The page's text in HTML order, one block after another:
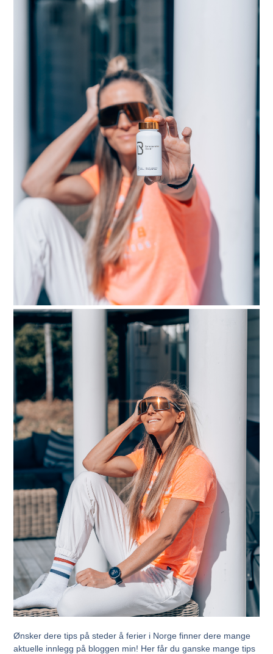
Ønsker dere tips på steder å ferier i Norge finner dere mange
aktuelle innlegg på bloggen min! Her får du ganske mange tips